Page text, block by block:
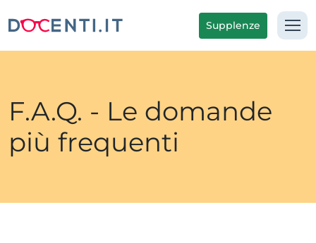
Supplenze
F.A.Q. - Le domande
più frequenti